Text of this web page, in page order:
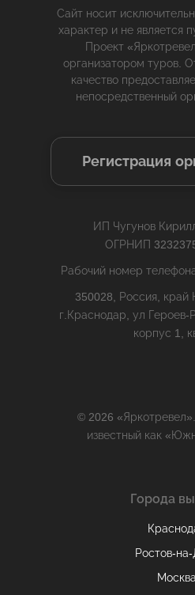
Сайт носит
характер и не является
Проект
организатором туров.
качество
непосредственный
Регистрация
ИП Чугунов
ОГРНИП
Рабочий номер
350028, Россия, край
г.Краснодар, ул Героев-
корпус 1,
© 2026
известный как
Города
Ростов-
Москва